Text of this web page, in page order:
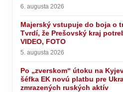
6. augusta 2026
Majerský vstupuje do boja o
Tvrdí, že Prešovský kraj
VIDEO, FOTO
5. augusta 2026
Po „zverskom“ útoku na
šéfka EK novú platbu pre
zmrazených ruských aktív